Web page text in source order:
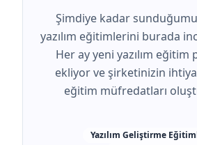
Şimdiye kadar
yazılım eğitimlerini burada
Her ay yeni yazılım eğitim
ekliyor ve şirketinizin
eğitim müfredatları
Yazılım Geliştirme